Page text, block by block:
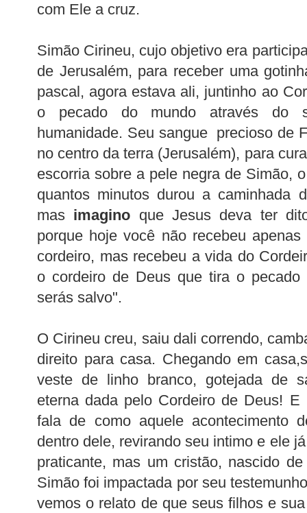
com Ele a cruz.
Simão Cirineu, cujo objetivo era
de Jerusalém, para receber uma
pascal, agora estava ali, juntinho ao
o pecado do mundo através do
humanidade. Seu sangue precioso de
no centro da terra (Jerusalém), para
escorria sobre a pele negra de Simão,
quantos minutos durou a caminhada
mas imagino que Jesus deva ter
porque hoje você não recebeu
cordeiro, mas recebeu a vida do
o cordeiro de Deus que tira o
serás salvo".
O Cirineu creu, saiu dali correndo,
direito para casa. Chegando em
veste de linho branco, gotejada de
eterna dada pelo Cordeiro de Deus!
fala de como aquele acontecimento
dentro dele, revirando seu intimo e ele
praticante, mas um cristão, nascido
Simão foi impactada por seu
vemos o relato de que seus filhos e